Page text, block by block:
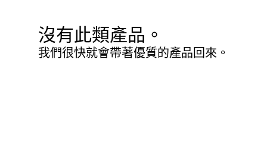
沒有此類產品。
我們很快就會帶著優質的產品回來。